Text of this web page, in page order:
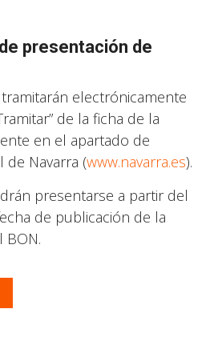
presentación de
electrónicamente
de la ficha de la
en el apartado de
de Navarra (www.navarra.es).
presentarse a partir del
de publicación de la
BON.